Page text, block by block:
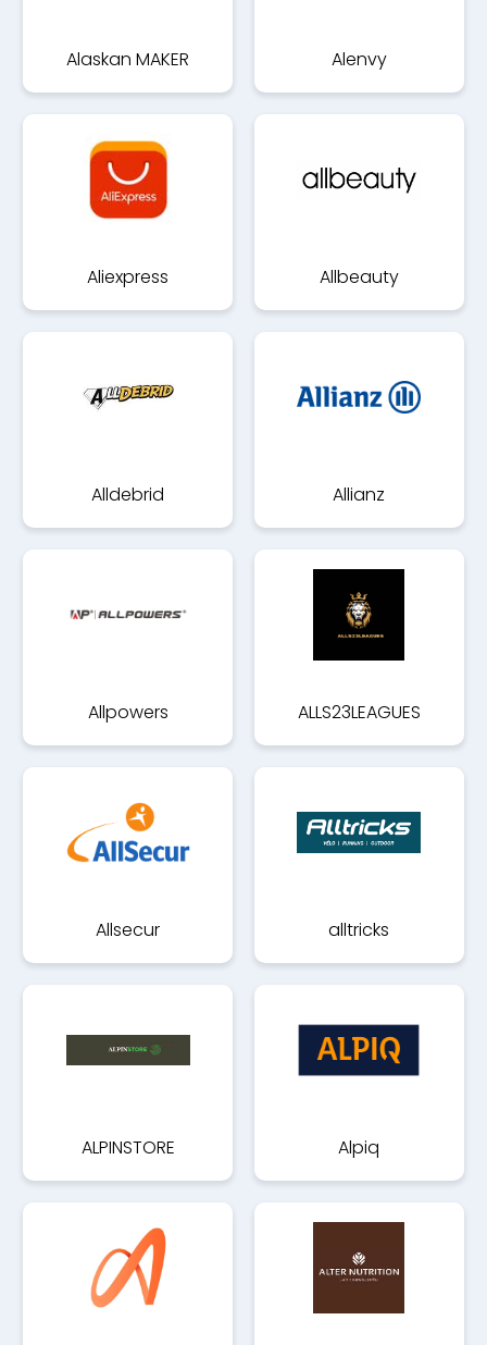
Alaskan MAKER Alenvy
Aliexpress Allbeauty
Alldebrid Allianz
Allpowers ALLS23LEAGUES
Allsecur alltricks
ALPINSTORE Alpiq